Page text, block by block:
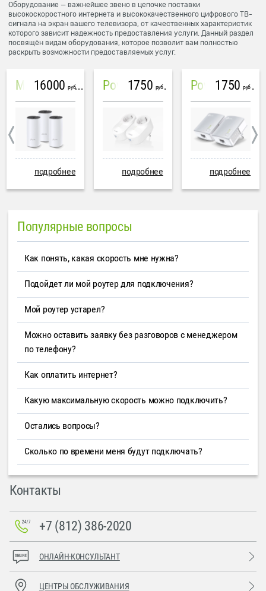
Оборудование — важнейшее звено в цепочке поставки
высокоскоростного интернета и высококачественного цифрового ТВ-
сигнала на экран вашего телевизора, от качественных характеристик
которого зависит надежность предоставления услуги. Данный раздел
посвящён видам оборудования, которое позволит вам полностью
раскрыть возможности предоставляемых услуг.
Mesh система TP-Link Deco M4 (3 устройства)
16000 руб
подробнее
PowerLine Tenda PH6
1750 руб
подробнее
PowerLine TP-Link AV600
1750 руб
подробнее
Популярные вопросы
Как понять, какая скорость мне нужна?
Подойдет ли мой роутер для подключения?
Мой роутер устарел?
Можно оставить заявку без разговоров с менеджером
по телефону?
Как оплатить интернет?
Какую максимальную скорость можно подключить?
Остались вопросы?
Сколько по времени меня будут подключать?
Контакты
+7 (812) 386-2020
ОНЛАЙН-КОНСУЛЬТАНТ
ЦЕНТРЫ ОБСЛУЖИВАНИЯ